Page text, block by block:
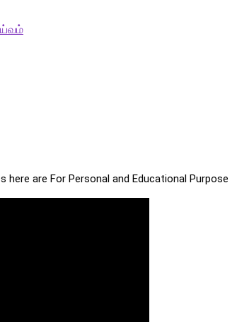
are For Personal and Educational Purpose